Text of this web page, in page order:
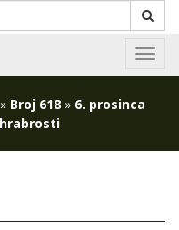
» Broj 618 » 6. prosinca
hrabrosti